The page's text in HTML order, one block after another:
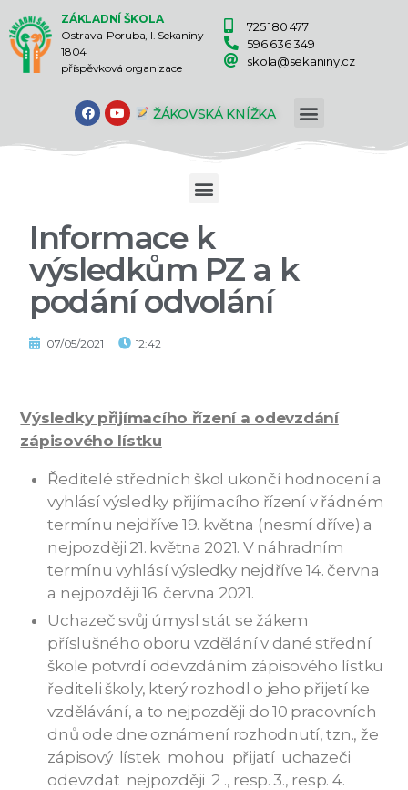
ZÁKLADNÍ ŠKOLA
Ostrava-Poruba, I. Sekaniny
1804
příspěvková organizace
725 180 477
596 636 349
skola@sekaniny.cz
ŽÁKOVSKÁ KNÍŽKA
Informace k
výsledkům PZ a k
podání odvolání
07/05/2021 12:42
Výsledky přijímacího řízení a odevzdání
zápisového lístku
Ředitelé středních škol ukončí hodnocení a
vyhlásí výsledky přijímacího řízení v řádném
termínu nejdříve 19. května (nesmí dříve) a
nejpozději 21. května 2021. V náhradním
termínu vyhlásí výsledky nejdříve 14. června
a nejpozději 16. června 2021.
Uchazeč svůj úmysl stát se žákem
příslušného oboru vzdělání v dané střední
škole potvrdí odevzdáním zápisového lístku
řediteli školy, který rozhodl o jeho přijetí ke
vzdělávání, a to nejpozději do 10 pracovních
dnů ode dne oznámení rozhodnutí, tzn., že
zápisový lístek mohou přijatí uchazeči
odevzdat nejpozději 2 ., resp. 3., resp. 4.